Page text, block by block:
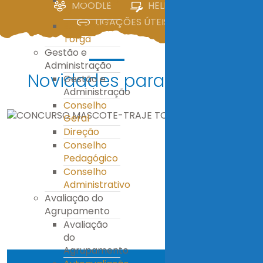
IV
E.S. Miguel
Torga
Gestão e
Administração
Gestão e
Administração
Conselho
Geral
Direção
Conselho
Pedagógico
Conselho
Administrativo
Avaliação do
Agrupamento
Avaliação
do
Agrupamento
MOODLE
HELPDESK
LIGAÇÕES ÚTEIS
Novidades para ti!